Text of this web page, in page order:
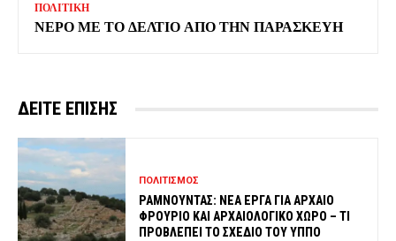
ΠΟΛΙΤΙΚΗ
ΝΕΡΟ ΜΕ ΤΟ ΔΕΛΤΙΟ ΑΠΟ ΤΗΝ ΠΑΡΑΣΚΕΥΗ
ΔΕΙΤΕ ΕΠΙΣΗΣ
ΠΟΛΙΤΙΣΜΟΣ
ΡΑΜΝΟΥΝΤΑΣ: ΝΕΑ ΕΡΓΑ ΓΙΑ ΑΡΧΑΙΟ
ΦΡΟΥΡΙΟ ΚΑΙ ΑΡΧΑΙΟΛΟΓΙΚΟ ΧΩΡΟ – ΤΙ
ΠΡΟΒΛΕΠΕΙ ΤΟ ΣΧΕΔΙΟ ΤΟΥ ΥΠΠΟ